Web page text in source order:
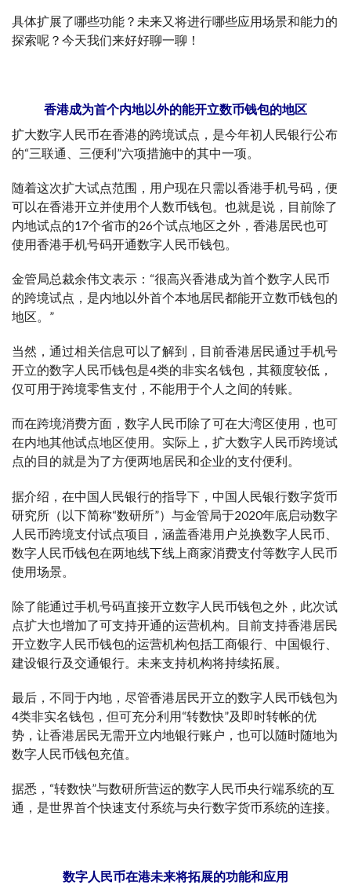
具体扩展了哪些功能？未来又将进行哪些应用场景和能力的
探索呢？今天我们来好好聊一聊！
香港成为首个内地以外的能开立数币钱包的地区
扩大数字人民币在香港的跨境试点，是今年初人民银行公布
的“三联通、三便利”六项措施中的其中一项。
随着这次扩大试点范围，用户现在只需以香港手机号码，便
可以在香港开立并使用个人数币钱包。也就是说，目前除了
内地试点的17个省市的26个试点地区之外，香港居民也可
使用香港手机号码开通数字人民币钱包。
金管局总裁余伟文表示：“很高兴香港成为首个数字人民币
的跨境试点，是内地以外首个本地居民都能开立数币钱包的
地区。”
当然，通过相关信息可以了解到，目前香港居民通过手机号
开立的数字人民币钱包是4类的非实名钱包，其额度较低，
仅可用于跨境零售支付，不能用于个人之间的转账。
而在跨境消费方面，数字人民币除了可在大湾区使用，也可
在内地其他试点地区使用。实际上，扩大数字人民币跨境试
点的目的就是为了方便两地居民和企业的支付便利。
据介绍，在中国人民银行的指导下，中国人民银行数字货币
研究所（以下简称“数研所”）与金管局于2020年底启动数字
人民币跨境支付试点项目，涵盖香港用户兑换数字人民币、
数字人民币钱包在两地线下线上商家消费支付等数字人民币
使用场景。
除了能通过手机号码直接开立数字人民币钱包之外，此次试
点扩大也增加了可支持开通的运营机构。目前支持香港居民
开立数字人民币钱包的运营机构包括工商银行、中国银行、
建设银行及交通银行。未来支持机构将持续拓展。
最后，不同于内地，尽管香港居民开立的数字人民币钱包为
4类非实名钱包，但可充分利用“转数快”及即时转帐的优
势，让香港居民无需开立内地银行账户，也可以随时随地为
数字人民币钱包充值。
据悉，“转数快”与数研所营运的数字人民币央行端系统的互
通，是世界首个快速支付系统与央行数字货币系统的连接。
数字人民币在港未来将拓展的功能和应用